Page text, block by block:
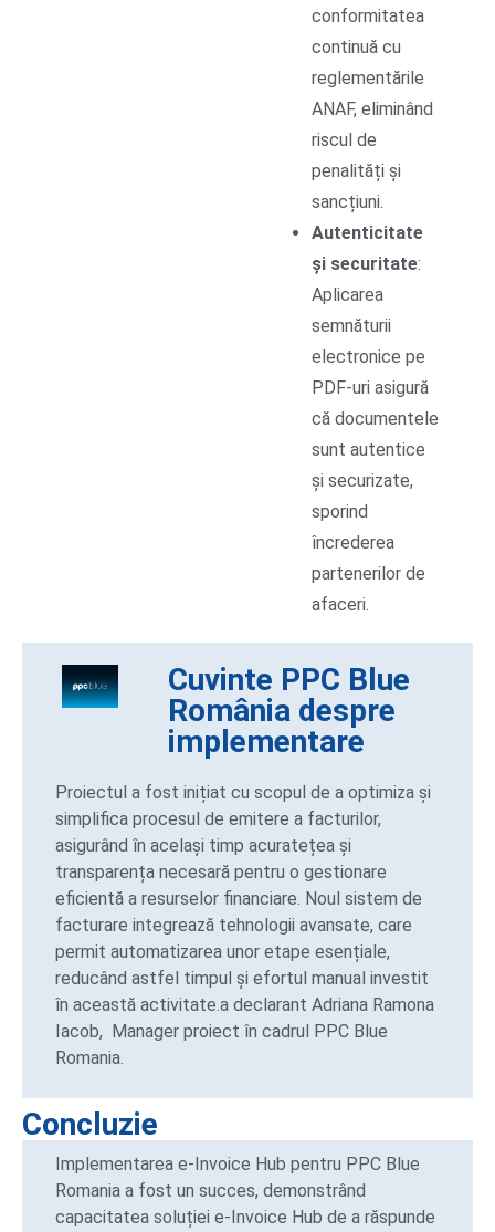
conformitatea
continuă cu
reglementările
ANAF, eliminând
riscul de
penalități și
sancțiuni.
Autenticitate
și securitate:
Aplicarea
semnăturii
electronice pe
PDF-uri asigură
că documentele
sunt autentice
și securizate,
sporind
încrederea
partenerilor de
afaceri.
Cuvinte PPC Blue
România despre
implementare
Proiectul a fost inițiat cu scopul de a optimiza și
simplifica procesul de emitere a facturilor,
asigurând în același timp acuratețea și
transparența necesară pentru o gestionare
eficientă a resurselor financiare. Noul sistem de
facturare integrează tehnologii avansate, care
permit automatizarea unor etape esențiale,
reducând astfel timpul și efortul manual investit
în această activitate.a declarant Adriana Ramona
Iacob, Manager proiect în cadrul PPC Blue
Romania.
Concluzie
Implementarea e-Invoice Hub pentru PPC Blue
Romania a fost un succes, demonstrând
capacitatea soluției e-Invoice Hub de a răspunde